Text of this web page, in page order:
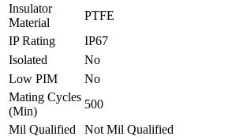
Insulator
Material
PTFE
IP Rating
IP67
Isolated
No
Low PIM
No
Mating Cycles
(Min)
500
Mil Qualified
Not Mil Qualified